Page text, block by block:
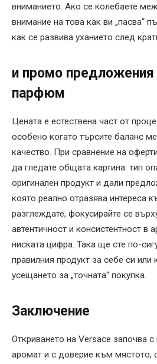
вниманието. Ако се колебаете
внимание на това как ви „пасва“
как се развива уханието след
и промо предложения
парфюм
Цената е естествена част от
особено когато търсите баланс
качество. При сравнение на
да гледате общата картина: тип
оригинален продукт и дали
която реално отразява интереса
разглеждате, фокусирайте се
автентичност и консистентност в
ниската цифра. Така ще сте по-
правилния продукт за себе си
усещането за „точната“ покупка.
Заключение
Откриването на Versace започва
аромат и с доверие към мястото,